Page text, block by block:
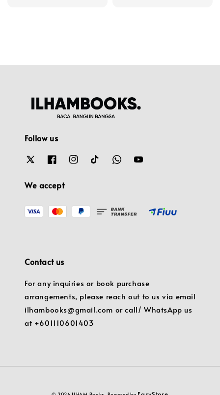
Follow us
We accept
Contact us
For any inquiries or book purchase
arrangements, please reach out to us via email
ilhambooks@gmail.com or call/ WhatsApp us
at +601110601403